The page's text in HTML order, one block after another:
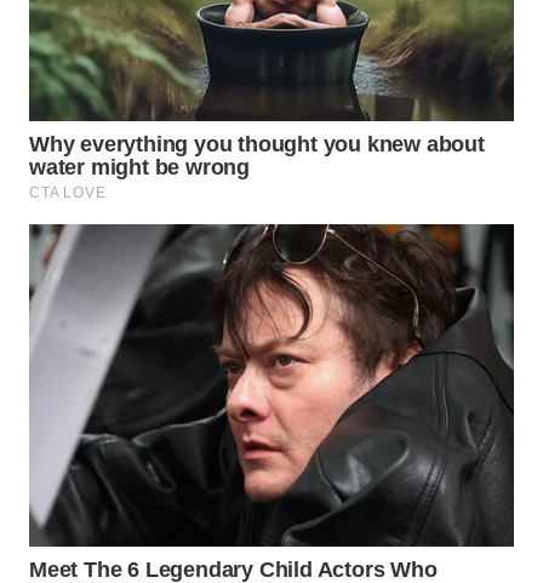
NATUNA
WN
BINTAN
WN
MANDALIKA
WN
LIKUPANG
WN
LABUANBAJO
WN
BORNEO
Wahana
Media
Group